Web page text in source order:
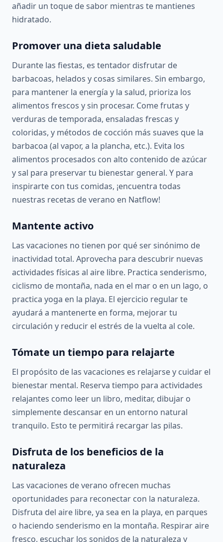
añadir un toque de sabor mientras te mantienes
hidratado.
Promover una dieta saludable
Durante las fiestas, es tentador disfrutar de
barbacoas, helados y cosas similares. Sin embargo,
para mantener la energía y la salud, prioriza los
alimentos frescos y sin procesar. Come frutas y
verduras de temporada, ensaladas frescas y
coloridas, y métodos de cocción más suaves que la
barbacoa (al vapor, a la plancha, etc.). Evita los
alimentos procesados con alto contenido de azúcar
y sal para preservar tu bienestar general. Y para
inspirarte con tus comidas, ¡encuentra todas
nuestras recetas de verano en Natflow!
Mantente activo
Las vacaciones no tienen por qué ser sinónimo de
inactividad total. Aprovecha para descubrir nuevas
actividades físicas al aire libre. Practica senderismo,
ciclismo de montaña, nada en el mar o en un lago, o
practica yoga en la playa. El ejercicio regular te
ayudará a mantenerte en forma, mejorar tu
circulación y reducir el estrés de la vuelta al cole.
Tómate un tiempo para relajarte
El propósito de las vacaciones es relajarse y cuidar el
bienestar mental. Reserva tiempo para actividades
relajantes como leer un libro, meditar, dibujar o
simplemente descansar en un entorno natural
tranquilo. Esto te permitirá recargar las pilas.
Disfruta de los beneficios de la
naturaleza
Las vacaciones de verano ofrecen muchas
oportunidades para reconectar con la naturaleza.
Disfruta del aire libre, ya sea en la playa, en parques
o haciendo senderismo en la montaña. Respirar aire
fresco, escuchar los sonidos de la naturaleza y